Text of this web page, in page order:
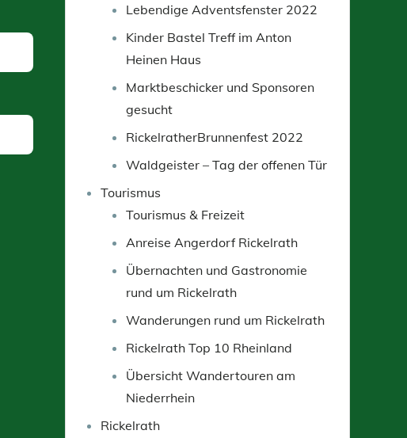
Lebendige Adventsfenster 2022
Kinder Bastel Treff im Anton
Heinen Haus
Marktbeschicker und Sponsoren
gesucht
RickelratherBrunnenfest 2022
Waldgeister – Tag der offenen Tür
Tourismus
Tourismus & Freizeit
Anreise Angerdorf Rickelrath
Übernachten und Gastronomie
rund um Rickelrath
Wanderungen rund um Rickelrath
Rickelrath Top 10 Rheinland
Übersicht Wandertouren am
Niederrhein
Rickelrath